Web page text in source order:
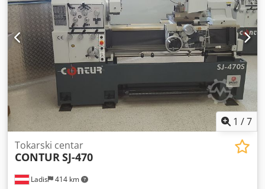
digitalni prikaz - 9 komada držača alata - Prateća luneta -
Luneta do maks. D = 110 mm - Stezna glava s 3 čeljusti D =
250 mm
1 /7
Ladis 414 km
Tokarski centar
CONTUR SJ-470